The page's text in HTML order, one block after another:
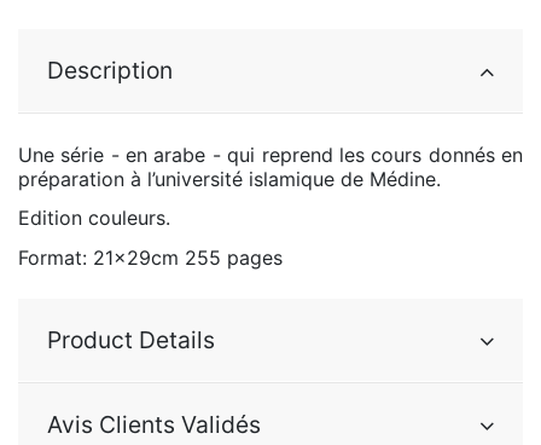
Description
Une série - en arabe - qui reprend les cours donnés en
préparation à l’université islamique de Médine.
Edition couleurs.
Format: 21x29cm 255 pages
Product Details
Avis Clients Validés